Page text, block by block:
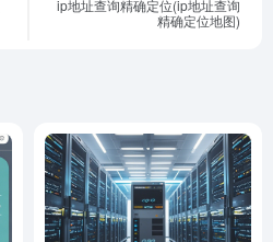
ip地址查询精确定位(ip地址查询
精确定位地图)